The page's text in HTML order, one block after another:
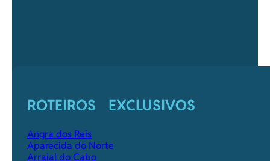
ROTEIROS EXCLUSIVOS
Angra dos Reis
Aparecida do Norte
Arraial do Cabo